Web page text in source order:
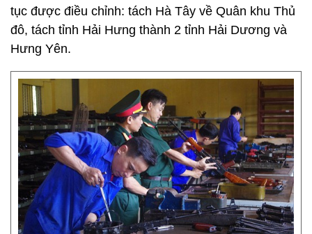
tục được điều chỉnh: tách Hà Tây về Quân khu Thủ
đô, tách tỉnh Hải Hưng thành 2 tỉnh Hải Dương và
Hưng Yên.